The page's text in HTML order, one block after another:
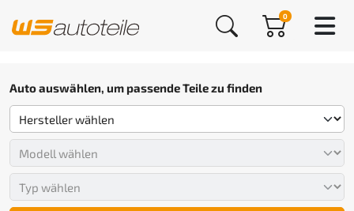
0
Auto auswählen, um passende Teile zu finden